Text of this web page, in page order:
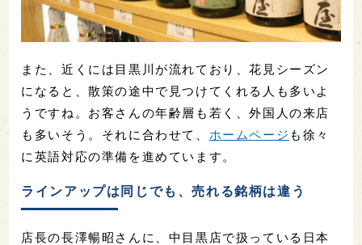
また、近くには目黒川が流れており、花見シーズン
になると、散策の途中で見つけてくれる人も多いよ
うですね。お客さんの年齢層も若く、外国人の来店
も多いそう。それに合わせて、 ホームページ も徐々
に英語対応の準備を進めています。
ラインアップは同じでも、売れる銘柄は違う
店長の長澤暢昭さんに、中目黒店で扱っている日本